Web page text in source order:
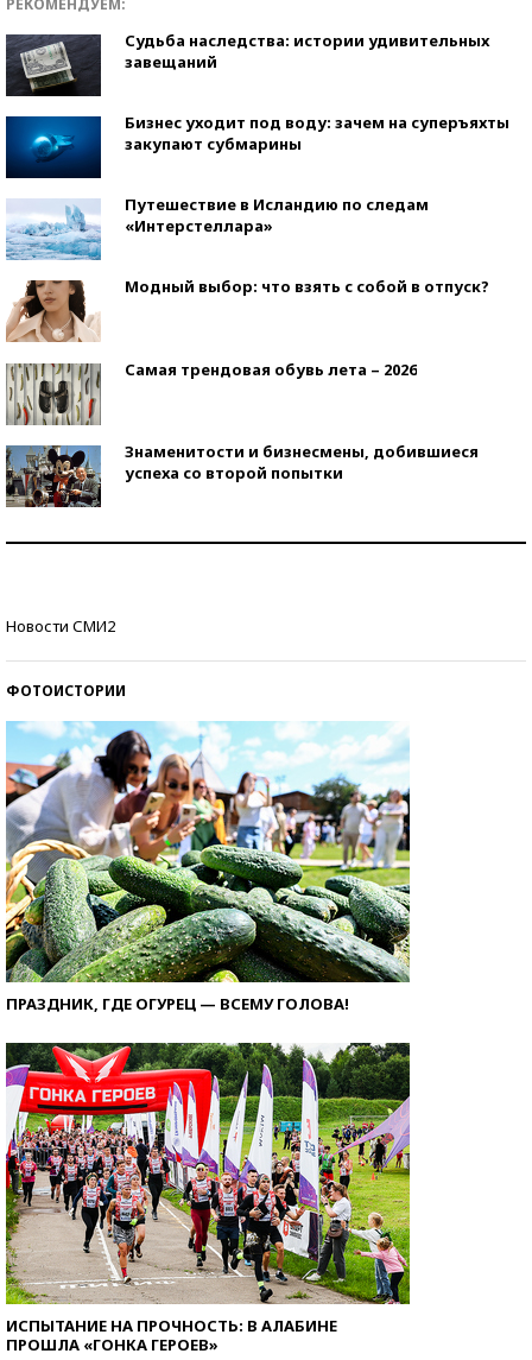
Судьба наследства: истории удивительных
завещаний
Бизнес уходит под воду: зачем на суперъяхты
закупают субмарины
Путешествие в Исландию по следам
«Интерстеллара»
Модный выбор: что взять с собой в отпуск?
Самая трендовая обувь лета – 2026
Знаменитости и бизнесмены, добившиеся
успеха со второй попытки
Новости СМИ2
ФОТОИСТОРИИ
ПРАЗДНИК, ГДЕ ОГУРЕЦ — ВСЕМУ ГОЛОВА!
ИСПЫТАНИЕ НА ПРОЧНОСТЬ: В АЛАБИНЕ
ПРОШЛА «ГОНКА ГЕРОЕВ»